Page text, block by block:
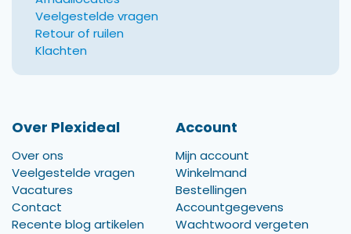
Veelgestelde vragen
Retour of ruilen
Klachten
Over Plexideal
Over ons
Veelgestelde vragen
Vacatures
Contact
Recente blog artikelen
Account
Mijn account
Winkelmand
Bestellingen
Accountgegevens
Wachtwoord vergeten